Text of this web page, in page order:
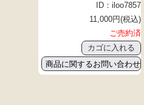
ID：iloo7857
11,000円(税込)
ご売約済
商品に関するお問い合わせ